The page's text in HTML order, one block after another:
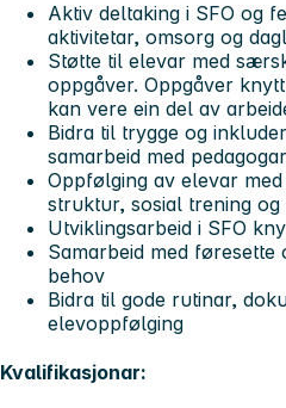
Aktiv deltaking i SFO og
aktivitetar, omsorg og
Støtte til elevar med
oppgåver. Oppgåver
kan vere ein del av
Bidra til trygge og
samarbeid med
Oppfølging av elevar
struktur, sosial trening
Utviklingsarbeid i SFO
Samarbeid med
behov
Bidra til gode rutinar,
elevoppfølging
Kvalifikasjonar: